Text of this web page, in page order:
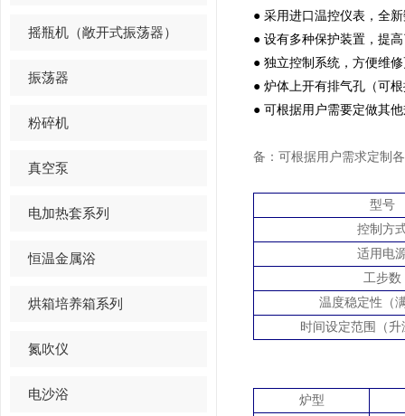
摇瓶机（敞开式振荡器）
振荡器
粉碎机
真空泵
电加热套系列
恒温金属浴
烘箱培养箱系列
氮吹仪
电沙浴
● 采用进口温控仪表，全
● 设有多种保护装置，提
● 独立控制系统，方便维
● 炉体上开有排气孔（可
● 可根据用户需要定做其
备：可根据用户需求定制
型号
控制方
适用电
工步数
温度稳定性（
时间设定范围（升
炉型